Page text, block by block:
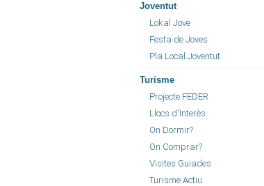
Joventut
Lokal Jove
Festa de Joves
Pla Local Joventut
Turisme
Projecte FEDER
Llocs d'Interès
On Dormir?
On Comprar?
Visites Guiades
Turisme Actiu